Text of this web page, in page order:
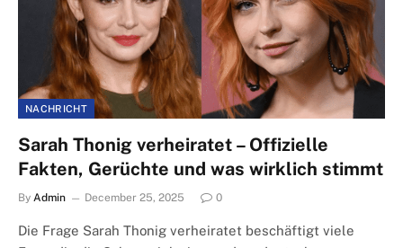
NACHRICHT
Sarah Thonig verheiratet – Offizielle
Fakten, Gerüchte und was wirklich stimmt
By Admin December 25, 2025 0
Die Frage Sarah Thonig verheiratet beschäftigt viele